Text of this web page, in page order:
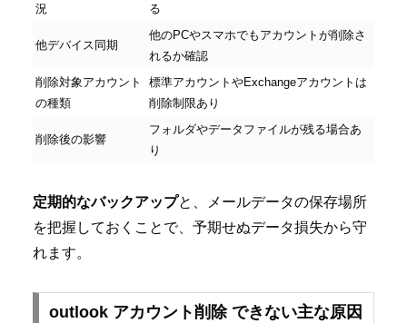
況
る
他デバイス同期
他のPCやスマホでもアカウントが削除さ
れるか確認
削除対象アカウント
の種類
標準アカウントやExchangeアカウントは
削除制限あり
削除後の影響
フォルダやデータファイルが残る場合あ
り
定期的なバックアップと、メールデータの保存場所
を把握しておくことで、予期せぬデータ損失から守
れます。
outlook アカウント削除 できない主な原因